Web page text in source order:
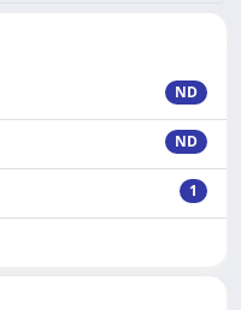
ND
ND
1